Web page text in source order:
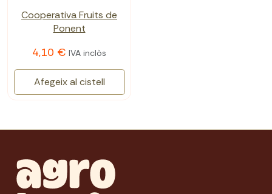
Cooperativa Fruits de
Ponent
4,10 € IVA inclòs
Afegeix al cistell